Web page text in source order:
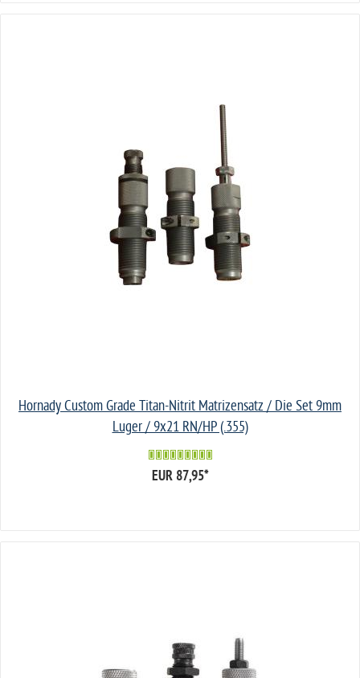
Hornady Custom Grade Titan-Nitrit Matrizensatz / Die Set 9mm
Luger / 9x21 RN/HP (.355)
EUR 87,95*